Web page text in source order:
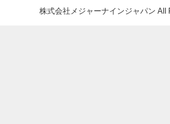
株式会社メジャーナインジャパン All